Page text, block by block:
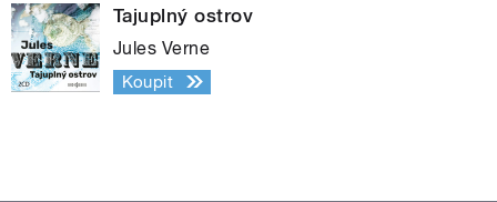
Tajuplný ostrov
Jules Verne
Koupit